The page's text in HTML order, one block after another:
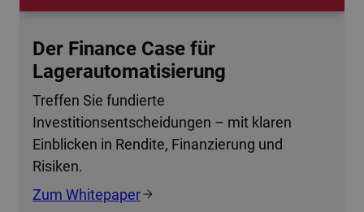
Der Finance Case für
Lagerautomatisierung
Treffen Sie fundierte
Investitionsentscheidungen – mit klaren
Einblicken in Rendite, Finanzierung und
Risiken.
Zum Whitepaper